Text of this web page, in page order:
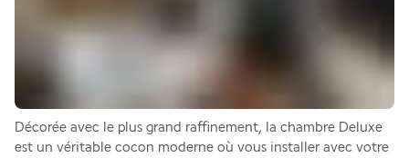
Décorée avec le plus grand raffinement, la chambre Deluxe
est un véritable cocon moderne où vous installer avec votre